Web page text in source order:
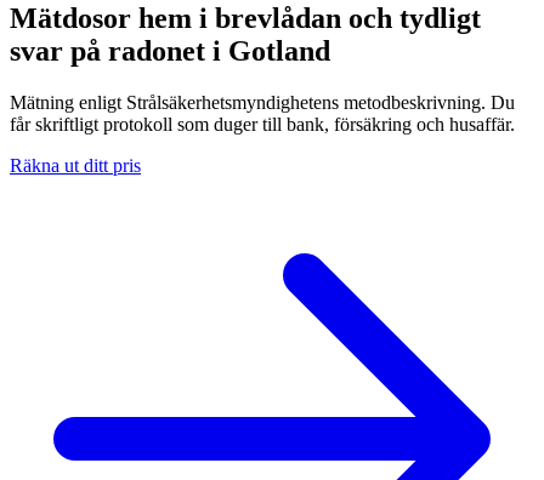
Mätdosor hem i brevlådan och tydligt
svar på radonet i Gotland
Mätning enligt Strålsäkerhetsmyndighetens metodbeskrivning. Du
får skriftligt protokoll som duger till bank, försäkring och husaffär.
Räkna ut ditt pris